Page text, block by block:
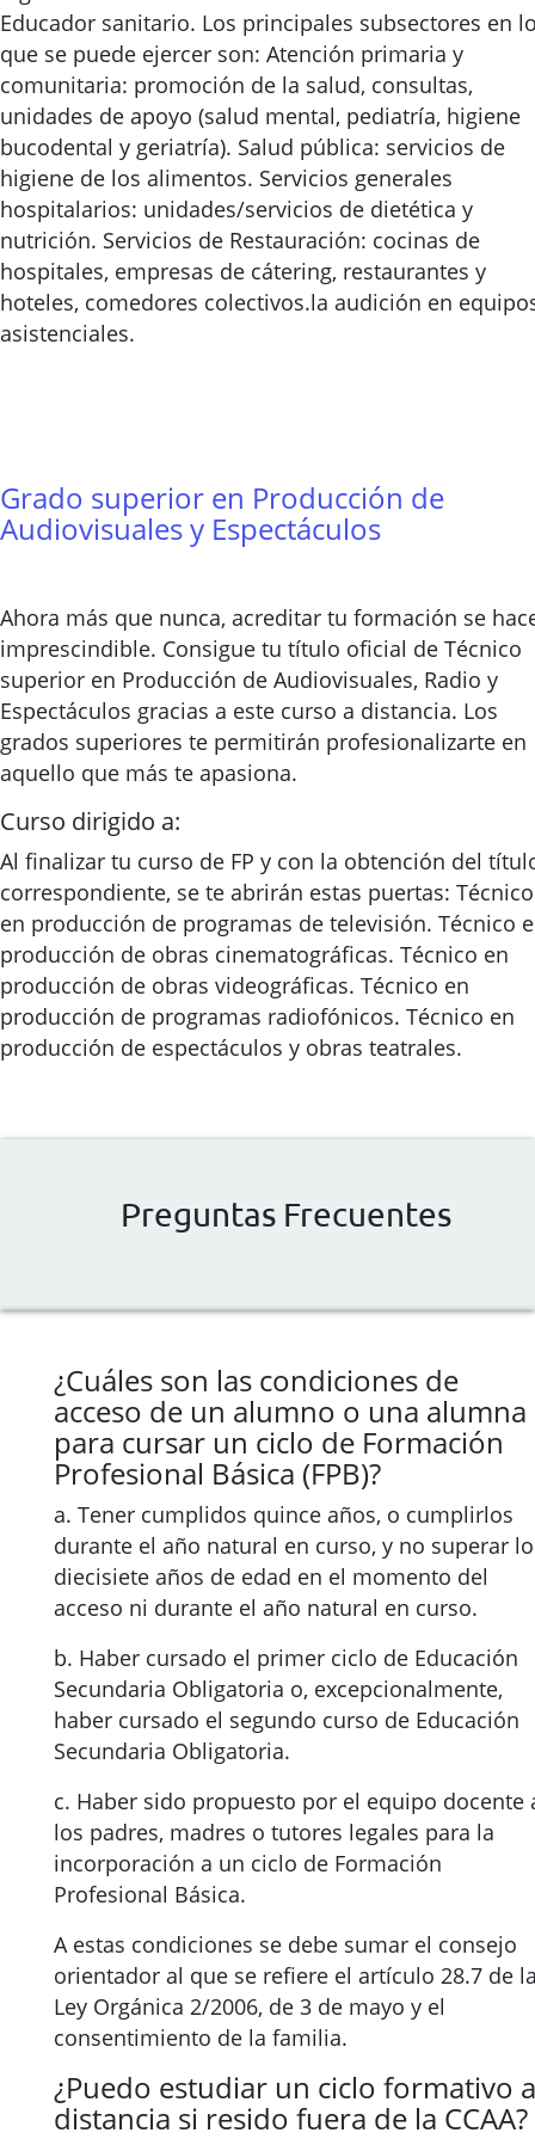
Educador sanitario. Los principales subsectores en
que se puede ejercer son: Atención primaria y
comunitaria: promoción de la salud, consultas,
unidades de apoyo (salud mental, pediatría, higiene
bucodental y geriatría). Salud pública: servicios de
higiene de los alimentos. Servicios generales
hospitalarios: unidades/servicios de dietética y
nutrición. Servicios de Restauración: cocinas de
hospitales, empresas de cátering, restaurantes y
hoteles, comedores colectivos.la audición en
asistenciales.
Grado superior en Producción de
Audiovisuales y Espectáculos
Ahora más que nunca, acreditar tu formación se
imprescindible. Consigue tu título oficial de Técnico
superior en Producción de Audiovisuales, Radio y
Espectáculos gracias a este curso a distancia. Los
grados superiores te permitirán profesionalizarte en
aquello que más te apasiona.
Curso dirigido a:
Al finalizar tu curso de FP y con la obtención del
correspondiente, se te abrirán estas puertas: Técnico
en producción de programas de televisión. Técnico
producción de obras cinematográficas. Técnico en
producción de obras videográficas. Técnico en
producción de programas radiofónicos. Técnico en
producción de espectáculos y obras teatrales.
Preguntas Frecuentes
¿Cuáles son las condiciones de
acceso de un alumno o una alumna
para cursar un ciclo de Formación
Profesional Básica (FPB)?
a. Tener cumplidos quince años, o cumplirlos
durante el año natural en curso, y no superar
diecisiete años de edad en el momento del
acceso ni durante el año natural en curso.
b. Haber cursado el primer ciclo de Educación
Secundaria Obligatoria o, excepcionalmente,
haber cursado el segundo curso de Educación
Secundaria Obligatoria.
c. Haber sido propuesto por el equipo docente
los padres, madres o tutores legales para la
incorporación a un ciclo de Formación
Profesional Básica.
A estas condiciones se debe sumar el consejo
orientador al que se refiere el artículo 28.7 de
Ley Orgánica 2/2006, de 3 de mayo y el
consentimiento de la familia.
¿Puedo estudiar un ciclo formativo a
distancia si resido fuera de la CCAA?